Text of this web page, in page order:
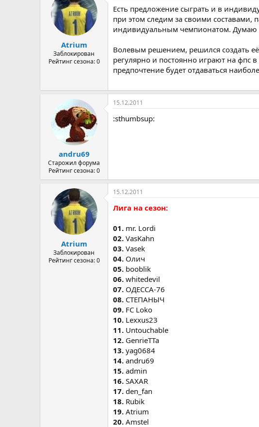
Atrium
Заблокирован
Рейтинг сезона: 0
Есть предложение сыграть и в
при этом следим за своими составами,
индивидуальным чемпионатом. Думаю
Волевым решением, решился создать
регулярно и постоянно играют на фпс
предпочтение будет отдаваться
andru69
Старожил форума
Рейтинг сезона: 0
15.12.2011
:sthumbsup:
Atrium
Заблокирован
Рейтинг сезона: 0
15.12.2011
Лига на сезон:
01. mr. Lordi
02. VasKahn
03. Vasek
04. Олич
05. booblik
06. whitedevil
07. ОДЕССА-76
08. СТЕПАНЫЧ
09. FC Loko
10. Lexxus23
11. Untouchable
12. GenrieTTa
13. yag0684
14. andru69
15. admin
16. SAXAR
17. den_fan
18. Rubik
19. Atrium
20. Amstel